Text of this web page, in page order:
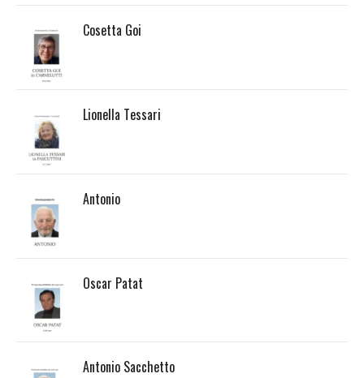
Cosetta Goi
Lionella Tessari
Antonio
Oscar Patat
Antonio Sacchetto